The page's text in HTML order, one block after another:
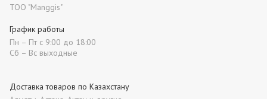
ТОО "Manggis"
Доставка товаров по Казахстану
График работы
Пн – Пт с 9:00 до 18:00
Сб – Вс выходные